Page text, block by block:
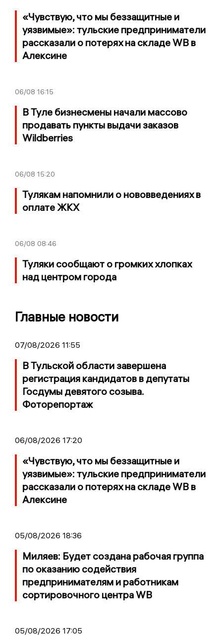
«Чувствую, что мы беззащитные и
уязвимые»: тульские предприниматели
рассказали о потерях на складе WB в
Алексине
06/08 16:15
В Туле бизнесмены начали массово
продавать пункты выдачи заказов
Wildberries
06/08 15:20
Тулякам напомнили о нововведениях в
оплате ЖКХ
06/08 08:46
Туляки сообщают о громких хлопках
над центром города
Главные новости
07/08/2026 11:55
В Тульской области завершена
регистрация кандидатов в депутаты
Госдумы девятого созыва.
Фоторепортаж
06/08/2026 17:20
«Чувствую, что мы беззащитные и
уязвимые»: тульские предприниматели
рассказали о потерях на складе WB в
Алексине
05/08/2026 18:36
Миляев: Будет создана рабочая группа
по оказанию содействия
предпринимателям и работникам
сортировочного центра WB
05/08/2026 17:05